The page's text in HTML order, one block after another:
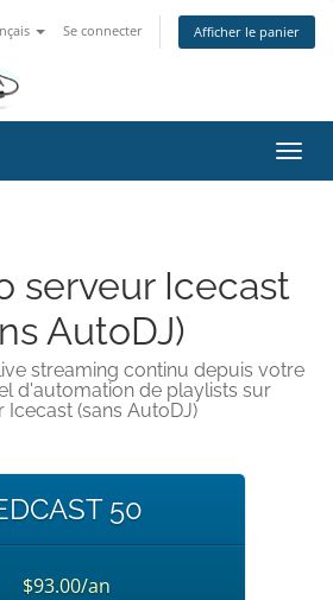
Se connecter Afficher le panier
serveur Icecast
AutoDJ)
streaming continu depuis votre
d'automation de playlists sur
Icecast (sans AutoDJ)
50
$93.00/an